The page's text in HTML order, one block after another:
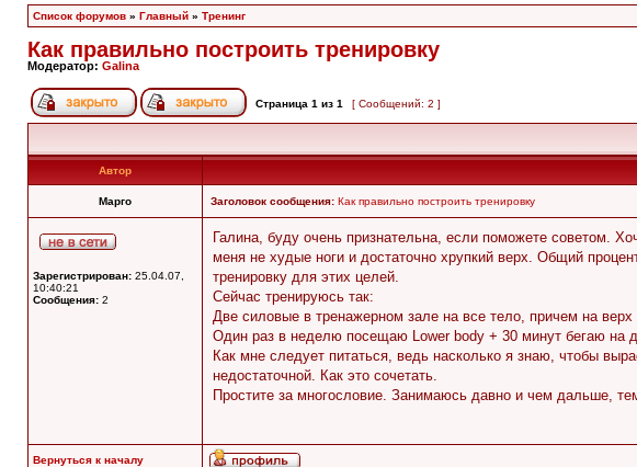
Список форумов » Главный » Тренинг
Как правильно построить тренировку
Модератор: Galina
Страница 1 из 1 [ Сообщений: 2 ]
Автор
Марго Заголовок сообщения: Как правильно построить тренировку
Зарегистрирован: 25.04.07,
10:40:21
Сообщения: 2
Галина, буду очень признательна, если поможете советом.
меня не худые ноги и достаточно хрупкий верх. Общий
тренировку для этих целей.
Сейчас тренируюсь так:
Две силовые в тренажерном зале на все тело, причем на
Один раз в неделю посещаю Lower body + 30 минут бегаю на
Как мне следует питаться, ведь насколько я знаю, чтобы
недостаточной. Как это сочетать.
Простите за многословие. Занимаюсь давно и чем дальше,
Вернуться к началу